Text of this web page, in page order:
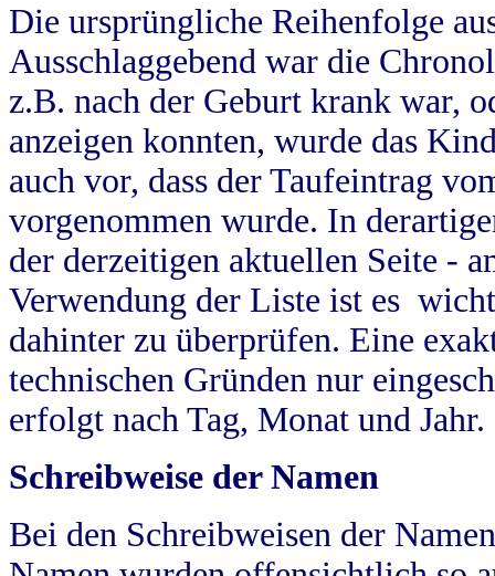
Die ursprüngliche Reihenfolge
Ausschlaggebend war die
z.B. nach der Geburt krank war,
anzeigen konnten, wurde das
auch vor, dass der Taufeintrag
vorgenommen wurde. In
der derzeitigen aktuellen Seite -
Verwendung der Liste ist es
dahinter zu überprüfen. Eine
technischen Gründen nur
erfolgt nach Tag, Monat und Jahr.
Schreibweise der Namen
Bei den Schreibweisen der